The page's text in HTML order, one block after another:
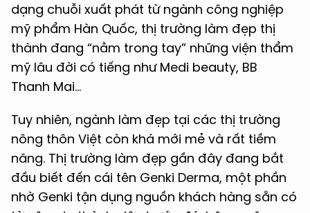
dạng chuỗi xuất phát từ ngành công nghiệp
mỹ phẩm Hàn Quốc, thị trường làm đẹp thị
thành đang “nằm trong tay” những viện thẩm
mỹ lâu đời có tiếng như Medi beauty, BB
Thanh Mai...
Tuy nhiên, ngành làm đẹp tại các thị trường
nông thôn Việt còn khá mới mẻ và rất tiềm
năng. Thị trường làm đẹp gần đây đang bắt
đầu biết đến cái tên Genki Derma, một phần
nhờ Genki tận dụng nguồn khách hàng sẵn có